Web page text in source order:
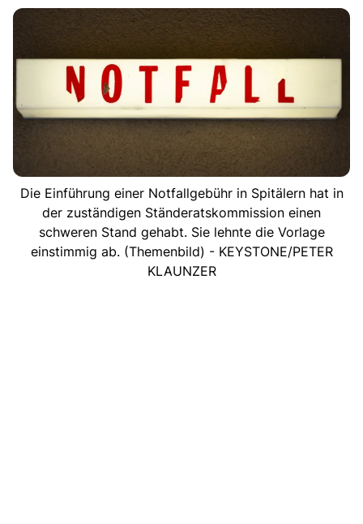
Die Einführung einer Notfallgebühr in Spitälern hat in
der zuständigen Ständeratskommission einen
schweren Stand gehabt. Sie lehnte die Vorlage
einstimmig ab. (Themenbild) - KEYSTONE/PETER
KLAUNZER